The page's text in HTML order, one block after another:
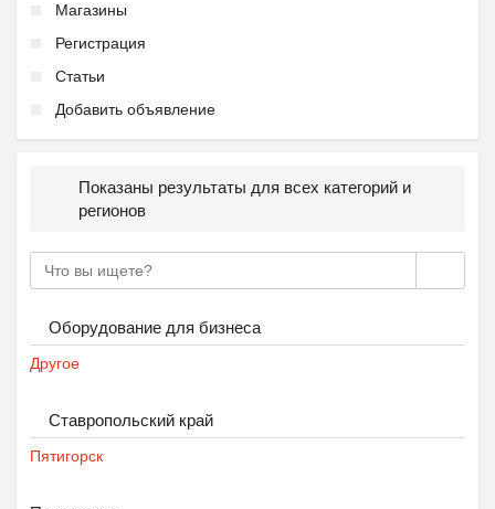
Частная школа ОБРАЗОВА...
₽37 000Пятигорск
Магазины
Регистрация
Статьи
Добавить объявление
Показаны результаты для всех категорий и
регионов
Оборудование для бизнеса
Другое
Ставропольский край
Пятигорск